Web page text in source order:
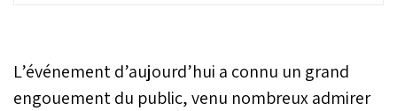
L’événement d’aujourd’hui a connu un grand
engouement du public, venu nombreux admirer